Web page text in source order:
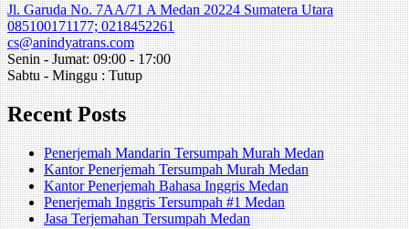
Jl. Garuda No. 7AA/71 A Medan 20224 Sumatera Utara
085100171177; 0218452261
cs@anindyatrans.com
Senin - Jumat: 09:00 - 17:00
Sabtu - Minggu : Tutup
Recent Posts
Penerjemah Mandarin Tersumpah Murah Medan
Kantor Penerjemah Tersumpah Murah Medan
Kantor Penerjemah Bahasa Inggris Medan
Penerjemah Inggris Tersumpah #1 Medan
Jasa Terjemahan Tersumpah Medan